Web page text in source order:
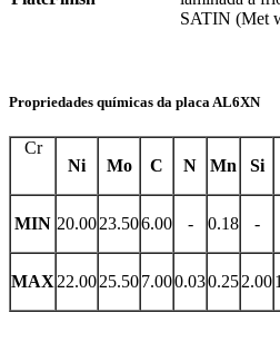
SATIN (Met
Propriedades químicas da placa AL6XN
Cr
Ni
Mo C N Mn Si
MIN 20.0023.506.00 - 0.18 -
MAX 22.0025.507.000.030.252.00